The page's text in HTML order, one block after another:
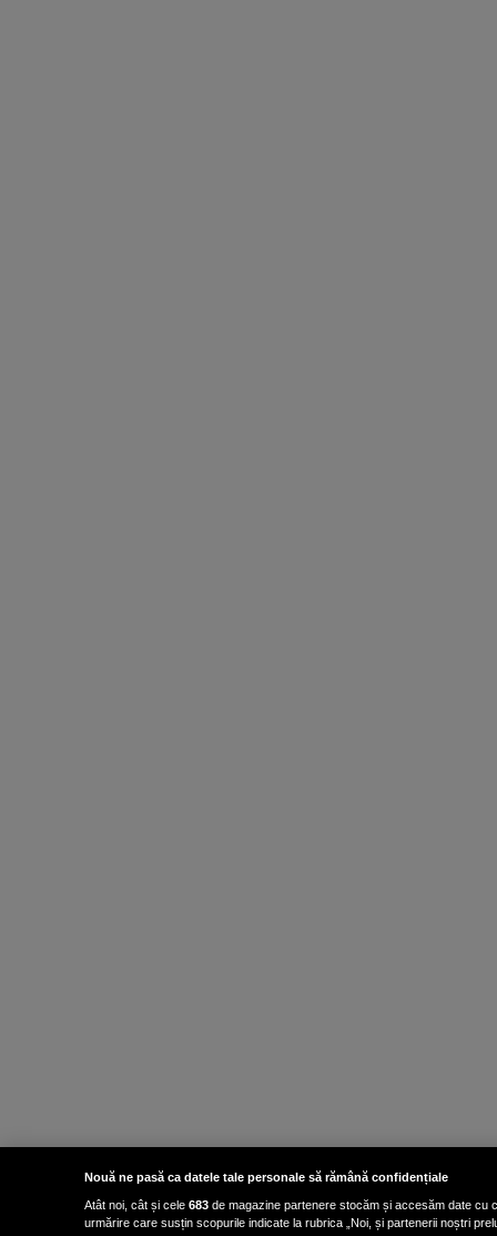
Nouă ne pasă ca datele tale personale să rămână confidențiale
Atât noi, cât și cele 683 de magazine partenere stocăm și accesăm date cu
urmărire care susțin scopurile indicate la rubrica „Noi, și partenerii noștri